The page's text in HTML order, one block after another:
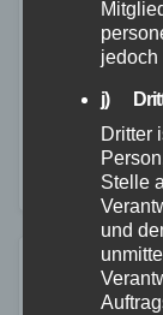
22. SEP.
Am
schwerer
Gründen
Linkskurve…
jedoch
j)
Dritter
Stelle
und